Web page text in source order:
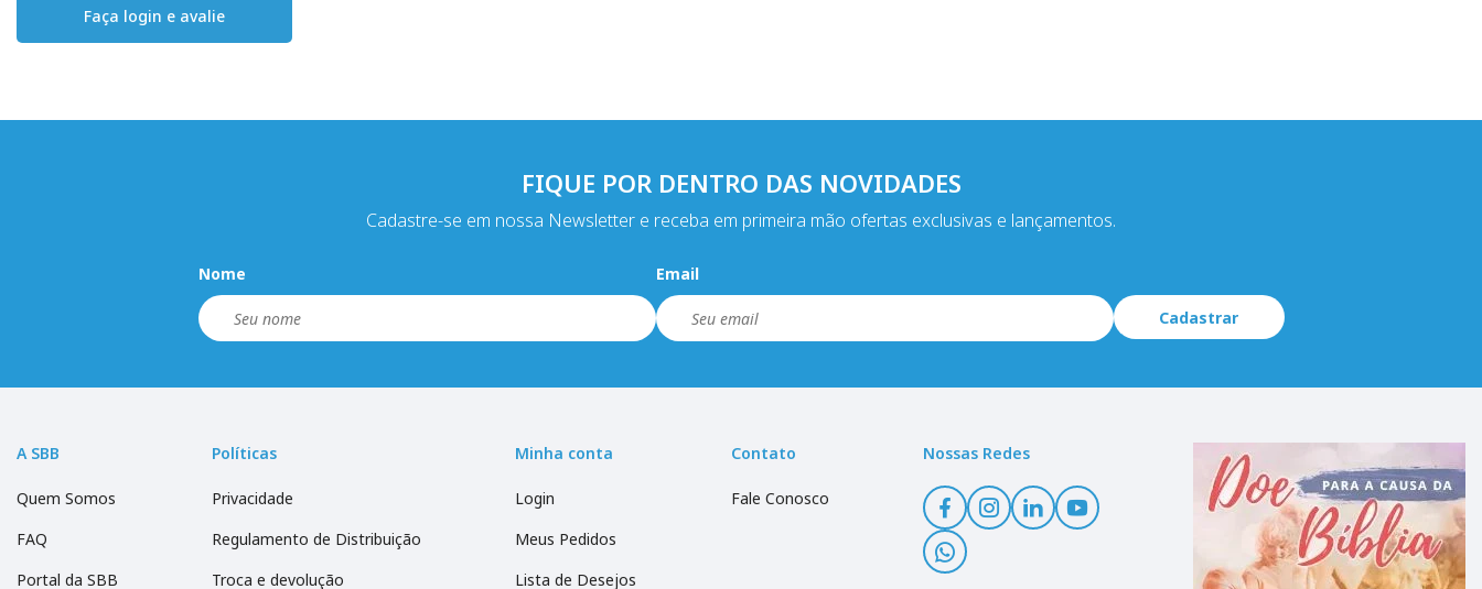
Faça login e avalie
FIQUE POR DENTRO DAS NOVIDADES
Cadastre-se em nossa Newsletter e receba em primeira mão ofertas exclusivas e lançamentos.
Nome Email
Cadastrar
A SBB
Quem Somos
FAQ
Portal da SBB
Políticas
Privacidade
Regulamento de Distribuição
Troca e devolução
Minha conta
Login
Meus Pedidos
Lista de Desejos
Contato
Fale Conosco
Nossas Redes